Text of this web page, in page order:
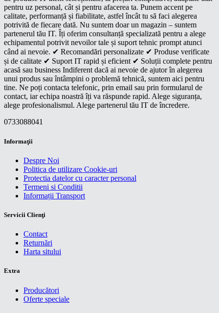
pentru uz personal, cât și pentru afacerea ta. Punem accent pe
calitate, performanță și fiabilitate, astfel încât tu să faci alegerea
potrivită de fiecare dată. Nu suntem doar un magazin – suntem
partenerul tău IT. Îți oferim consultanță specializată pentru a alege
echipamentul potrivit nevoilor tale și suport tehnic prompt atunci
când ai nevoie. ✔ Recomandări personalizate ✔ Produse verificate
și de calitate ✔ Suport IT rapid și eficient ✔ Soluții complete pentru
acasă sau business Indiferent dacă ai nevoie de ajutor în alegerea
unui produs sau întâmpini o problemă tehnică, suntem aici pentru
tine. Ne poți contacta telefonic, prin email sau prin formularul de
contact, iar echipa noastră îți va răspunde rapid. Alege siguranța,
alege profesionalismul. Alege partenerul tău IT de încredere.
0733088041
Informaţii
Despre Noi
Politica de utilizare Cookie-uri
Protectia datelor cu caracter personal
Termeni si Conditii
Informații Transport
Servicii Clienţi
Contact
Returnări
Harta sitului
Extra
Producători
Oferte speciale